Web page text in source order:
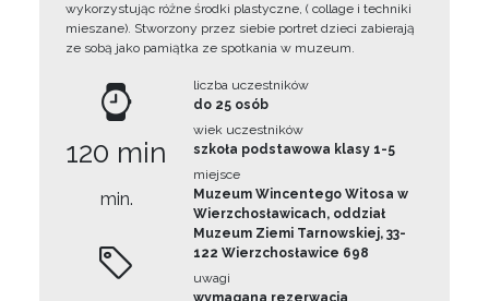
wykorzystując różne środki plastyczne, ( collage i techniki
mieszane). Stworzony przez siebie portret dzieci zabierają
ze sobą jako pamiątka ze spotkania w muzeum.
120 min
min.
liczba uczestników
do 25 osób
wiek uczestników
szkoła podstawowa klasy 1-5
miejsce
Muzeum Wincentego Witosa w
Wierzchosławicach, oddział
Muzeum Ziemi Tarnowskiej, 33-
122 Wierzchosławice 698
uwagi
wymagana rezerwacja